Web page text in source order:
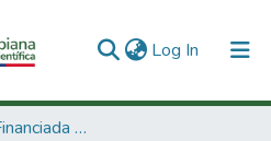
Log In (current)
1. Investigación Financiada con Recursos Públicos